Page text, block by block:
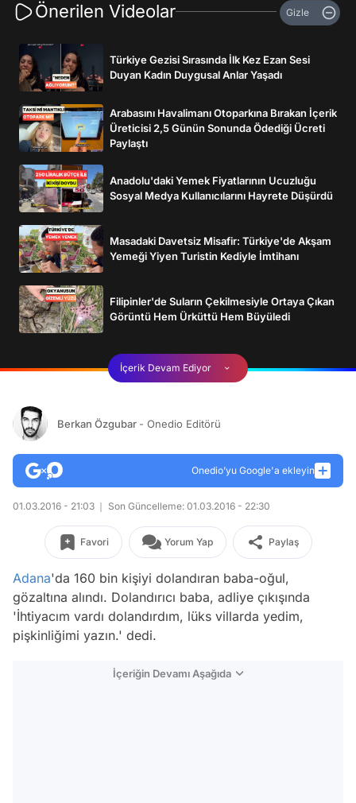
Önerilen Videolar Gizle
Türkiye Gezisi Sırasında İlk Kez Ezan Sesi
Duyan Kadın Duygusal Anlar Yaşadı
Arabasını Havalimanı Otoparkına Bırakan İçerik
Üreticisi 2,5 Günün Sonunda Ödediği Ücreti
Paylaştı
Anadolu'daki Yemek Fiyatlarının Ucuzluğu
Sosyal Medya Kullanıcılarını Hayrete Düşürdü
Masadaki Davetsiz Misafir: Türkiye'de Akşam
Yemeği Yiyen Turistin Kediyle İmtihanı
Filipinler'de Suların Çekilmesiyle Ortaya Çıkan
Görüntü Hem Ürküttü Hem Büyüledi
İçerik Devam Ediyor
Berkan Özgubar - Onedio Editörü
Onedio’yu Google'a ekleyin
01.03.2016 - 21:03 Son Güncelleme: 01.03.2016 - 22:30
Favori Yorum Yap Paylaş
Adana'da 160 bin kişiyi dolandıran baba-oğul,
gözaltına alındı. Dolandırıcı baba, adliye çıkışında
'İhtiyacım vardı dolandırdım, lüks villarda yedim,
pişkinliğimi yazın.' dedi.
İçeriğin Devamı Aşağıda